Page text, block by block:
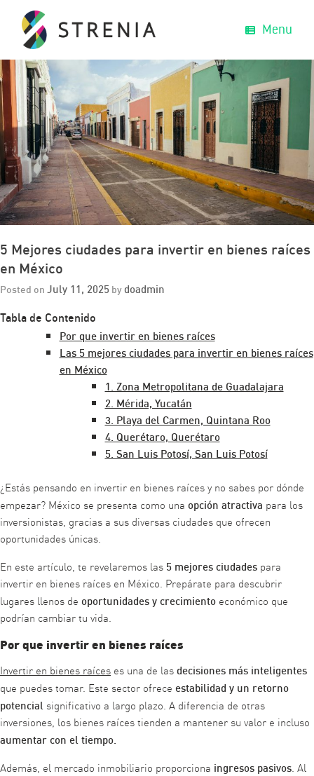
Menu
5 Mejores ciudades para invertir en bienes raíces
en México
Posted on July 11, 2025 by doadmin
Tabla de Contenido
Por que invertir en bienes raíces
Las 5 mejores ciudades para invertir en bienes raíces
en México
1. Zona Metropolitana de Guadalajara
2. Mérida, Yucatán
3. Playa del Carmen, Quintana Roo
4. Querétaro, Querétaro
5. San Luis Potosí, San Luis Potosí
¿Estás pensando en invertir en bienes raíces y no sabes por dónde
empezar? México se presenta como una opción atractiva para los
inversionistas, gracias a sus diversas ciudades que ofrecen
oportunidades únicas.
En este artículo, te revelaremos las 5 mejores ciudades para
invertir en bienes raíces en México. Prepárate para descubrir
lugares llenos de oportunidades y crecimiento económico que
podrían cambiar tu vida.
Por que invertir en bienes raíces
Invertir en bienes raíces es una de lasdecisiones más inteligentes
que puedes tomar. Este sector ofrece estabilidad y un retorno
potencial significativo a largo plazo. A diferencia de otras
inversiones, los bienes raíces tienden a mantener su valor e incluso
aumentar con el tiempo.
Además, el mercado inmobiliario proporciona ingresos pasivos. Al